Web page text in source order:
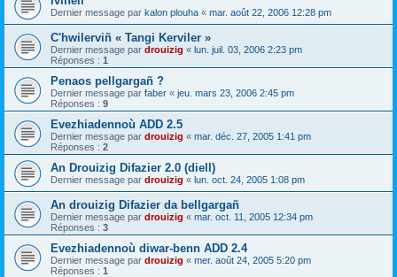
Dernier message par kalon plouha « mar. août 22, 2006 12:28 pm
C'hwilerviñ « Tangi Kerviler »
Dernier message par drouizig « lun. juil. 03, 2006 2:23 pm
Réponses : 1
Penaos pellgargañ ?
Dernier message par faber « jeu. mars 23, 2006 2:45 pm
Réponses : 9
Evezhiadennoù ADD 2.5
Dernier message par drouizig « mar. déc. 27, 2005 1:41 pm
Réponses : 2
An Drouizig Difazier 2.0 (diell)
Dernier message par drouizig « lun. oct. 24, 2005 1:08 pm
An drouizig Difazier da bellgargañ
Dernier message par drouizig « mar. oct. 11, 2005 12:34 pm
Réponses : 3
Evezhiadennoù diwar-benn ADD 2.4
Dernier message par drouizig « mer. août 24, 2005 5:20 pm
Réponses : 1